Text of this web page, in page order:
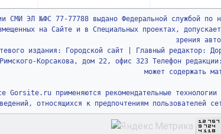
СМИ ЭЛ №ФС 77-77788 выдано Федеральной службой
на Сайте и в Специальных проектах,
зрения
издания: Городской сайт | Главный редактор:
Корсакова, дом 22, офис 323 Телефон
может содержать
Gorsite.ru применяются рекомендательные
относящихся к предпочтениям пользователей